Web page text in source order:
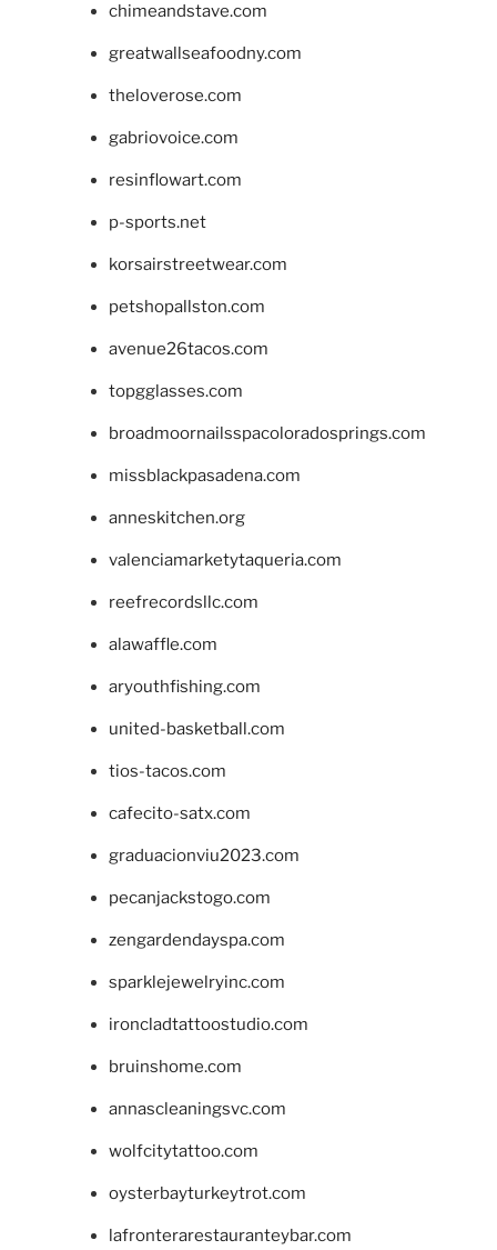
chimeandstave.com
greatwallseafoodny.com
theloverose.com
gabriovoice.com
resinflowart.com
p-sports.net
korsairstreetwear.com
petshopallston.com
avenue26tacos.com
topgglasses.com
broadmoornailsspacoloradosprings.com
missblackpasadena.com
anneskitchen.org
valenciamarketytaqueria.com
reefrecordsllc.com
alawaffle.com
aryouthfishing.com
united-basketball.com
tios-tacos.com
cafecito-satx.com
graduacionviu2023.com
pecanjackstogo.com
zengardendayspa.com
sparklejewelryinc.com
ironcladtattoostudio.com
bruinshome.com
annascleaningsvc.com
wolfcitytattoo.com
oysterbayturkeytrot.com
lafronterarestauranteybar.com